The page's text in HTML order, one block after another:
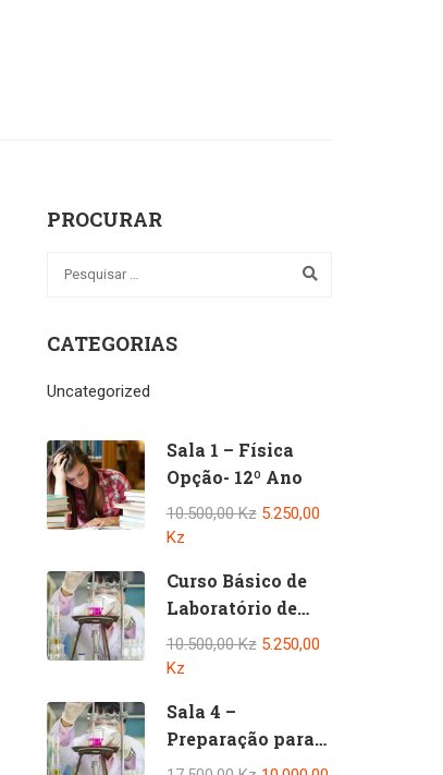
PROCURAR
CATEGORIAS
Uncategorized
Sala 1 – Física
Opção- 12º Ano
10.500,00 Kz5.250,00
Kz
Curso Básico de
Laboratório de
Físico-Química
10.500,00 Kz5.250,00
Kz
Sala 4 –
Preparação para
os exames de